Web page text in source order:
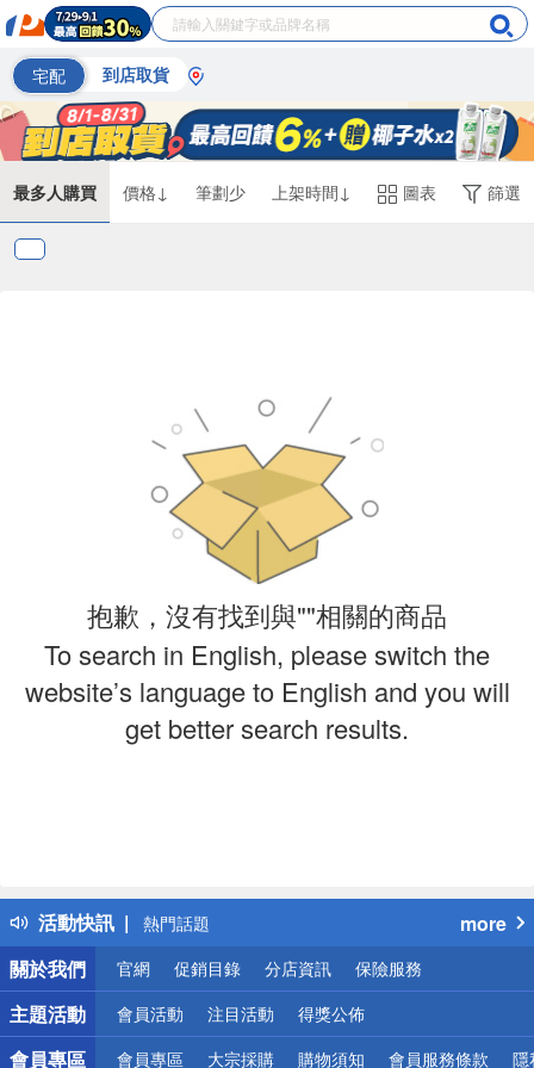
宅配 到店取貨
最多人購買 價格↓ 筆劃少 上架時間↓ 圖表 篩選
抱歉，沒有找到與""相關的商品
To search in English, please switch the
website’s language to English and you will
get better search results.
活動快訊
得獎公告
熱門話題
銀行優惠
偏遠地區配送
詐騙網頁！請小心！
more
關於我們
官網 促銷目錄 分店資訊 保險服務
主題活動 會員活動 注目活動 得獎公佈
會員專區 會員專區 大宗採購 購物須知 會員服務條款 隱